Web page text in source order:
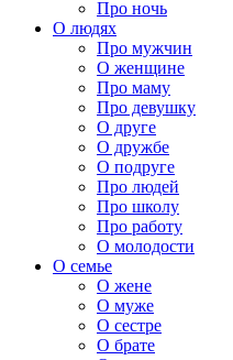
Про ночь
О людях
Про мужчин
О женщине
Про маму
Про девушку
О друге
О дружбе
О подруге
Про людей
Про школу
Про работу
О молодости
О семье
О жене
О муже
О сестре
О брате